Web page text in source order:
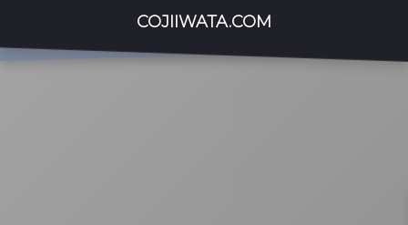
COJIIWATA.COM